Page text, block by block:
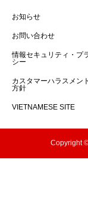
お知らせ
お問い合わせ
情報セキュリティ・プ
シー
カスタマーハラスメン
方針
VIETNAMESE SITE
Copyright